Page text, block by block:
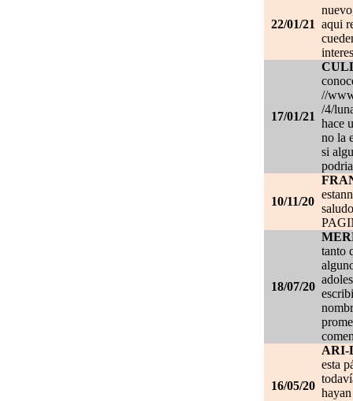
22/01/21 aqui
17/01/21
//
/4/
hace
no la
si
10/11/20
18/07/20
tanto
16/05/20
ARI-
esta